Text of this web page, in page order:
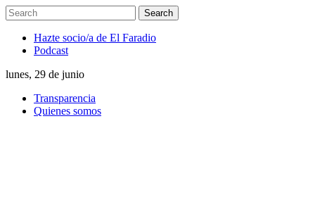
Hazte socio/a de El Faradio
Podcast
lunes, 29 de junio
Transparencia
Quienes somos